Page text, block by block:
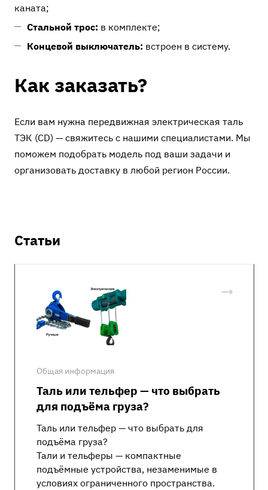
каната;
Стальной трос: в комплекте;
Концевой выключатель: встроен в систему.
Как заказать?
Если вам нужна передвижная электрическая таль
ТЭК (CD) — свяжитесь с нашими специалистами. Мы
поможем подобрать модель под ваши задачи и
организовать доставку в любой регион России.
Статьи
Общая информация
Таль или тельфер — что выбрать
для подъёма груза?
Таль или тельфер — что выбрать для
подъёма груза?
Тали и тельферы — компактные
подъёмные устройства, незаменимые в
условиях ограниченного пространства.